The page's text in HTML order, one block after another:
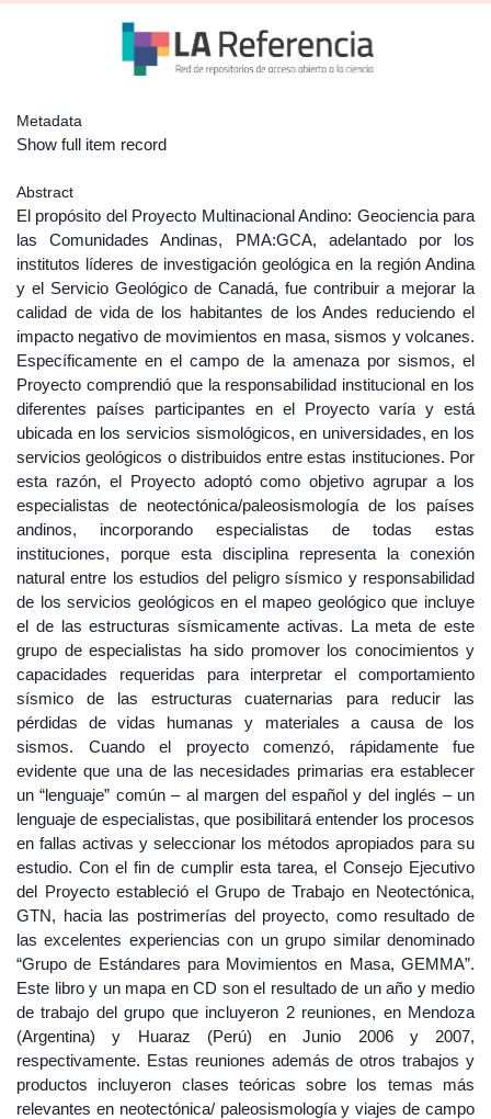
Metadata
Show full item record
Abstract
El propósito del Proyecto Multinacional Andino: Geociencia para
las Comunidades Andinas, PMA:GCA, adelantado por los
institutos líderes de investigación geológica en la región Andina
y el Servicio Geológico de Canadá, fue contribuir a mejorar la
calidad de vida de los habitantes de los Andes reduciendo el
impacto negativo de movimientos en masa, sismos y volcanes.
Específicamente en el campo de la amenaza por sismos, el
Proyecto comprendió que la responsabilidad institucional en los
diferentes países participantes en el Proyecto varía y está
ubicada en los servicios sismológicos, en universidades, en los
servicios geológicos o distribuidos entre estas instituciones. Por
esta razón, el Proyecto adoptó como objetivo agrupar a los
especialistas de neotectónica/paleosismología de los países
andinos, incorporando especialistas de todas estas
instituciones, porque esta disciplina representa la conexión
natural entre los estudios del peligro sísmico y responsabilidad
de los servicios geológicos en el mapeo geológico que incluye
el de las estructuras sísmicamente activas. La meta de este
grupo de especialistas ha sido promover los conocimientos y
capacidades requeridas para interpretar el comportamiento
sísmico de las estructuras cuaternarias para reducir las
pérdidas de vidas humanas y materiales a causa de los
sismos. Cuando el proyecto comenzó, rápidamente fue
evidente que una de las necesidades primarias era establecer
un “lenguaje” común – al margen del español y del inglés – un
lenguaje de especialistas, que posibilitará entender los procesos
en fallas activas y seleccionar los métodos apropiados para su
estudio. Con el fin de cumplir esta tarea, el Consejo Ejecutivo
del Proyecto estableció el Grupo de Trabajo en Neotectónica,
GTN, hacia las postrimerías del proyecto, como resultado de
las excelentes experiencias con un grupo similar denominado
“Grupo de Estándares para Movimientos en Masa, GEMMA”.
Este libro y un mapa en CD son el resultado de un año y medio
de trabajo del grupo que incluyeron 2 reuniones, en Mendoza
(Argentina) y Huaraz (Perú) en Junio 2006 y 2007,
respectivamente. Estas reuniones además de otros trabajos y
productos incluyeron clases teóricas sobre los temas más
relevantes en neotectónica/ paleosismología y viajes de campo